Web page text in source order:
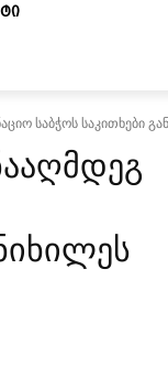
საბჭოს საკითხები